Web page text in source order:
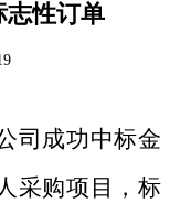
志性订单
司成功中标金
采购项目，标